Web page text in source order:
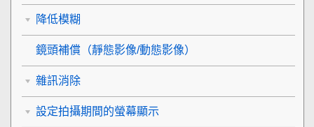
降低模糊
鏡頭補償 （靜態影像/動態影像）
雜訊消除
設定拍攝期間的螢幕顯示